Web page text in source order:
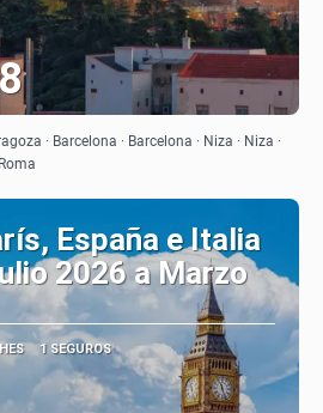
Ver
· Barcelona · Barcelona · Niza · Niza ·
España e Italia
2026 a Marzo
1 SEGUROS